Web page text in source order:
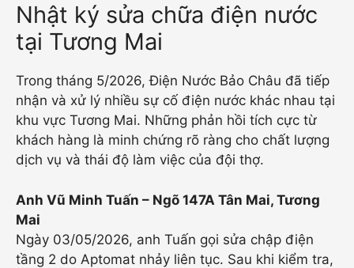
Nhật ký sửa chữa điện nước
tại Tương Mai
Trong tháng 5/2026, Điện Nước Bảo Châu đã tiếp
nhận và xử lý nhiều sự cố điện nước khác nhau tại
khu vực Tương Mai. Những phản hồi tích cực từ
khách hàng là minh chứng rõ ràng cho chất lượng
dịch vụ và thái độ làm việc của đội thợ.
Anh Vũ Minh Tuấn – Ngõ 147A Tân Mai, Tương
Mai
Ngày 03/05/2026, anh Tuấn gọi sửa chập điện
tầng 2 do Aptomat nhảy liên tục. Sau khi kiểm tra,